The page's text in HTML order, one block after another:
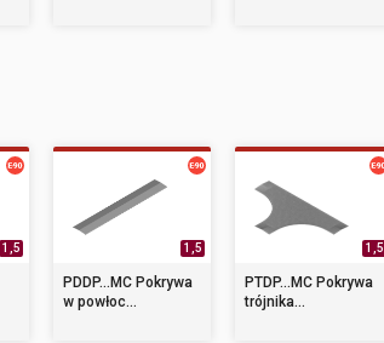
1,5 1,5
PDDP...MC Pokrywa
w powłoc...
1,5
PTDP...MC Pokrywa
trójnika...